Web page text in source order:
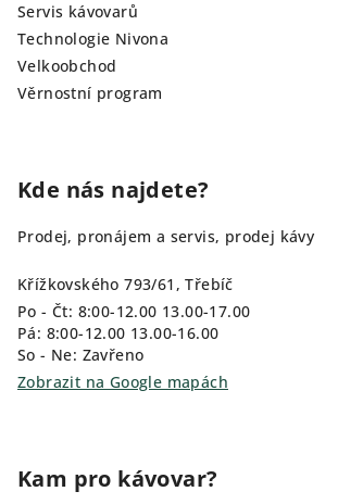
Servis kávovarů
Technologie Nivona
Velkoobchod
Věrnostní program
Kde nás najdete?
Prodej, pronájem a servis, prodej kávy
Křížkovského 793/61, Třebíč
Po - Čt: 8:00-12.00 13.00-17.00
Pá: 8:00-12.00 13.00-16.00
So - Ne: Zavřeno
Zobrazit na Google mapách
Kam pro kávovar?